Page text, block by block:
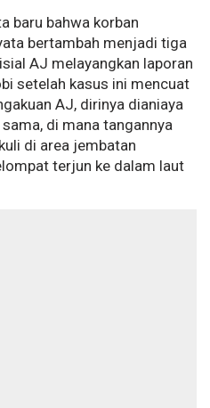
baru bahwa korban
bertambah menjadi tiga
AJ melayangkan laporan
setelah kasus ini mencuat
AJ, dirinya dianiaya
di mana tangannya
di area jembatan
terjun ke dalam laut